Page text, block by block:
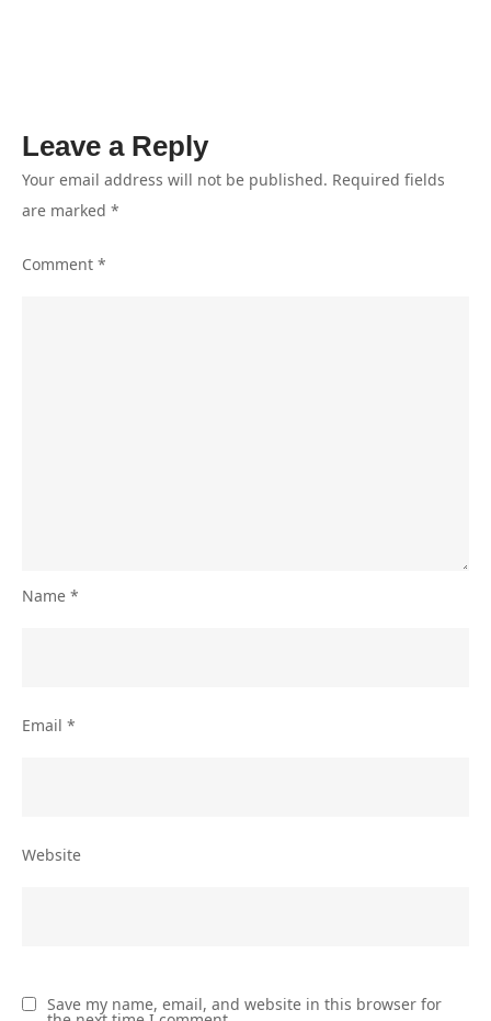
Leave a Reply
Your email address will not be published. Required fields
are marked *
Comment *
Name *
Email *
Website
Save my name, email, and website in this browser for